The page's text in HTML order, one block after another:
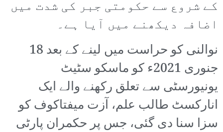
کے شروع سے حکومتی جبر کی شدت میں
اضافہ دیکھنے میں آیا ہے۔
نوالنی کو حراست میں لینے کے بعد 18
جنوری 2021ء کو ماسکو سٹیٹ
یونیورسٹی سے تعلق رکھنے والے ایک
انارکسٹ طالب علم، آزت میفتاکوف کو
سزا سنا دی گئی، جس پر حکمران پارٹی